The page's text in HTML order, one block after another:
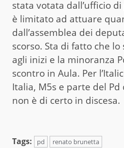
stata votata dall’ufficio
è limitato ad attuare
dall’assemblea dei
scorso. Sta di fatto che
agli inizi e la minoranza
scontro in Aula. Per
Italia, M5s e parte del
non è di certo in discesa.
Tags: pd renato brunetta